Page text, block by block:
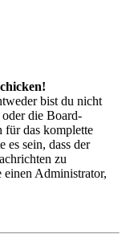
bist du nicht
die Board-
für das komplette
es sein, dass der
zu
einen Administrator,